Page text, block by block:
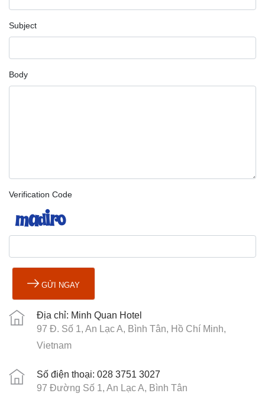
Subject
Body
Verification Code
GỬI NGAY
Địa chỉ: Minh Quan Hotel
97 Đ. Số 1, An Lạc A, Bình Tân, Hồ Chí Minh,
Vietnam
Số điện thoại: 028 3751 3027
97 Đường Số 1, An Lạc A, Bình Tân